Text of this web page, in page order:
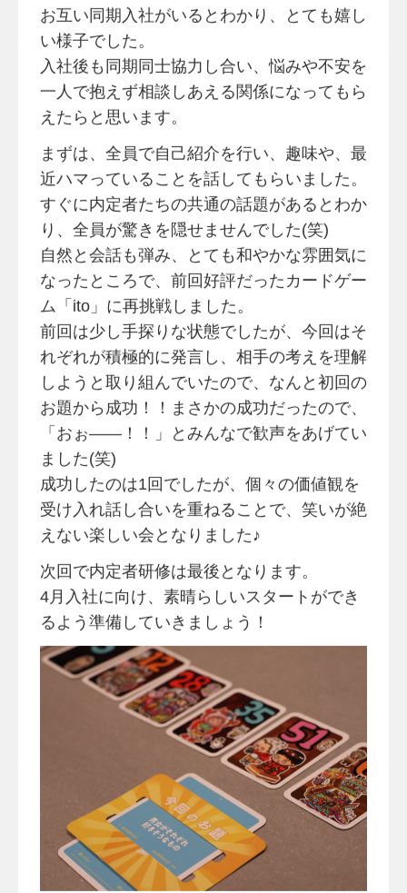
お互い同期入社がいるとわかり、とても嬉し
い様子でした。
入社後も同期同士協力し合い、悩みや不安を
一人で抱えず相談しあえる関係になってもら
えたらと思います。
まずは、全員で自己紹介を行い、趣味や、最
近ハマっていることを話してもらいました。
すぐに内定者たちの共通の話題があるとわか
り、全員が驚きを隠せませんでした(笑)
自然と会話も弾み、とても和やかな雰囲気に
なったところで、前回好評だったカードゲー
ム「ito」に再挑戦しました。
前回は少し手探りな状態でしたが、今回はそ
れぞれが積極的に発言し、相手の考えを理解
しようと取り組んでいたので、なんと初回の
お題から成功！！まさかの成功だったので、
「おぉ——！！」とみんなで歓声をあげてい
ました(笑)
成功したのは1回でしたが、個々の価値観を
受け入れ話し合いを重ねることで、笑いが絶
えない楽しい会となりました♪
次回で内定者研修は最後となります。
4月入社に向け、素晴らしいスタートができ
るよう準備していきましょう！